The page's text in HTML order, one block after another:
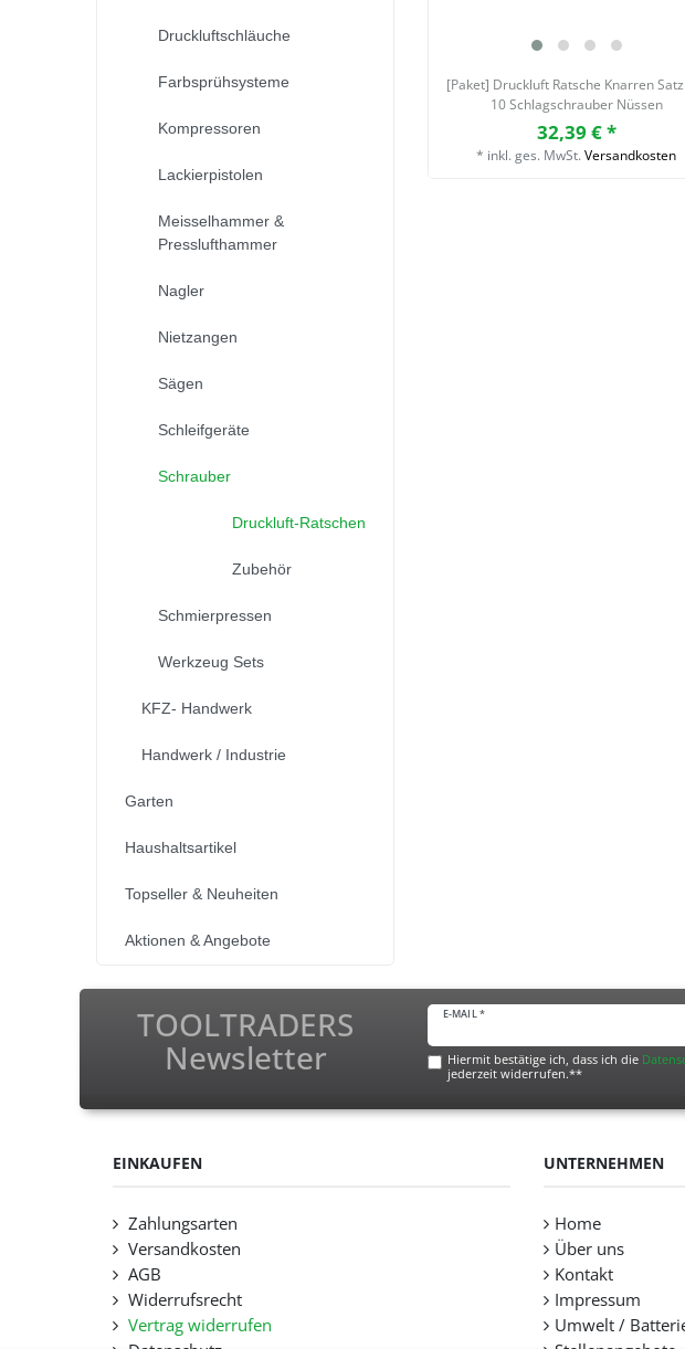
Druckluftschläuche
Farbsprühsysteme
Kompressoren
Lackierpistolen
Meisselhammer &
Presslufthammer
Nagler
Nietzangen
Sägen
Schleifgeräte
Schrauber
Druckluft-Ratschen
Zubehör
Schmierpressen
Werkzeug Sets
KFZ- Handwerk
Handwerk / Industrie
Garten
Haushaltsartikel
Topseller & Neuheiten
Aktionen & Angebote
[Paket] Druckluft Ratsche Knarren
10 Schlagschrauber Nüssen
32,39 € *
* inkl. ges. MwSt. Versandkosten
TOOLTRADERS
Newsletter
E-MAIL *
Hiermit bestätige ich, dass ich die
jederzeit widerrufen.**
EINKAUFEN
Zahlungsarten
Versandkosten
AGB
Widerrufsrecht
Vertrag widerrufen
UNTERNEHMEN
Home
Über uns
Kontakt
Impressum
Umwelt /